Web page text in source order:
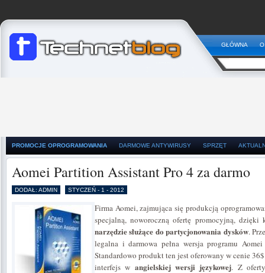
GŁÓWNA
PROMOCJE OPROGRAMOWANIA DARMOWE ANTYWIRUSY SPRZĘT
Aomei Partition Assistant Pro 4 za darmo
DODAŁ: ADMIN STYCZEŃ - 1 - 2012
Firma Aomei, zajmująca się produkcją
specjalną, noworoczną ofertę promocyjną,
narzędzie służące do partycjonowania dysków.
legalna i darmowa pełna wersja programu
Standardowo produkt ten jest oferowany w cenie
interfejs w angielskiej wersji językowej. Z